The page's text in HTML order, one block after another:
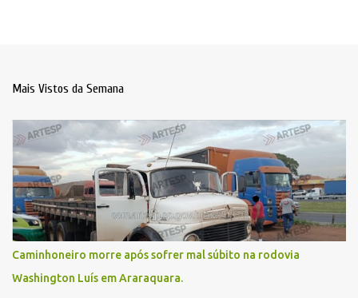
Mais Vistos da Semana
Caminhoneiro morre após sofrer mal súbito na rodovia
Washington Luís em Araraquara.